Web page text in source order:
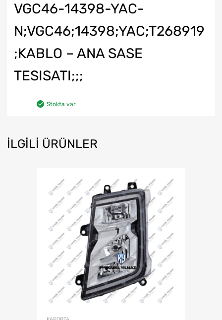
VGC46-14398-YAC-
N;VGC46;14398;YAC;T268919
;KABLO – ANA SASE
TESISATI;;;
Stokta var
İLGILI ÜRÜNLER